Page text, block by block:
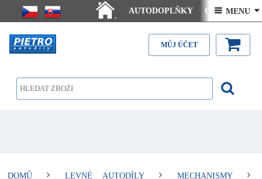
.
AUTODOPLŇKY Ceny doručení
Články - návody Kontakt
 MENU 
MŮJ ÚČET
DOMŮ LEVNÉ AUTODÍLY
MECHANISMY